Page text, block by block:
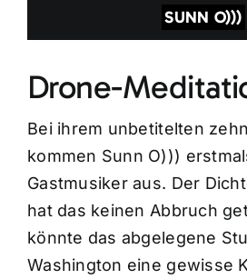
SUNN O)))
Drone-
Bei ihrem unbetitelten
kommen Sunn O)))
Gastmusiker aus. Der
hat das keinen Abbruch
könnte das abgelegene
Washington eine gewisse